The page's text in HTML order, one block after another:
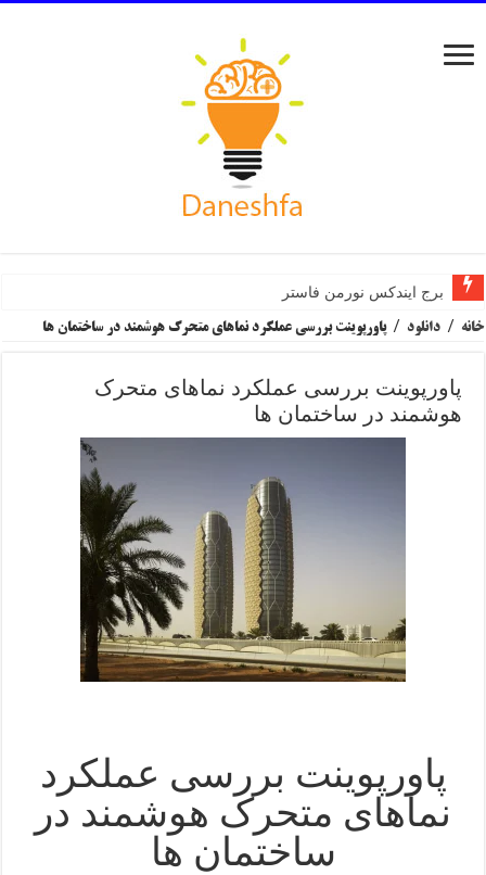
برج ایندکس نورمن فاستر
مرکز هنرهای تجسمی سینزبری نورمن فاستر
خانه / دانلود / پاورپوینت بررسی عملکرد نماهای متحرک هوشمند در ساختمان ها
پاورپوینت بررسی عملکرد نماهای متحرک
هوشمند در ساختمان ها
پاورپوینت بررسی عملکرد
نماهای متحرک هوشمند در
ساختمان ها